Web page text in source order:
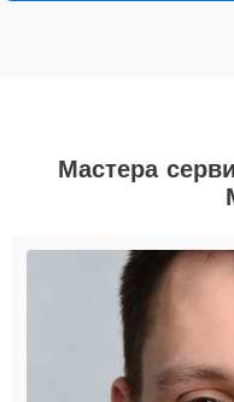
Мастера